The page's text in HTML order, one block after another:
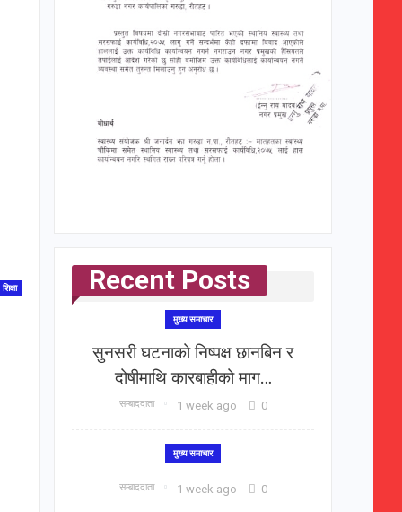
शिक्षा Recent Posts
मुख्य समाचार
सुनसरी घटनाको निष्पक्ष छानबिन र
दोषीमाथि कारबाहीको माग…
सम्बाददाता 1 week ago 0
मुख्य समाचार
सम्बाददाता 1 week ago 0